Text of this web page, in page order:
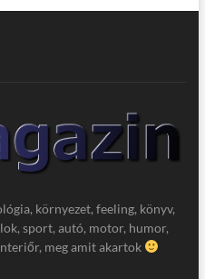
környezet, feeling, könyv,
sport, autó, motor, humor,
meg amit akartok